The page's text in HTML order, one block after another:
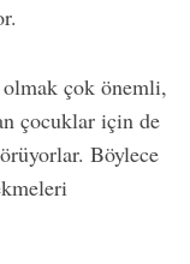
çok önemli,
çocuklar için de
Böylece